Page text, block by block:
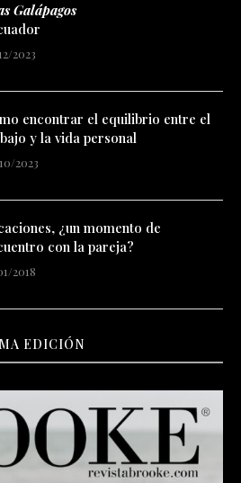
Galápagos
2023
encontrar el equilibrio entre el
y la vida personal
2023
¿un momento de
con la pareja?
2018
EDICIÓN